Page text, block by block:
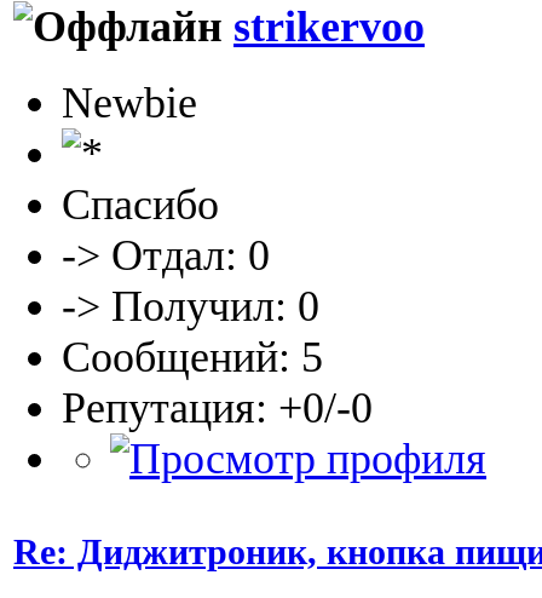
strikervoo
Newbie
Спасибо
-> Отдал: 0
-> Получил: 0
Сообщений: 5
Репутация: +0/-0
Re: Диджитроник, кнопка